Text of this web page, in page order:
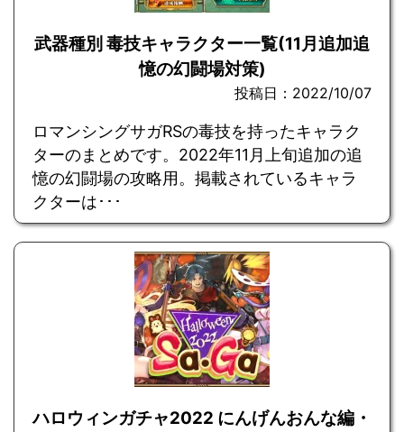
武器種別 毒技キャラクター一覧(11月追加追
憶の幻闘場対策)
投稿日：2022/10/07
ロマンシングサガRSの毒技を持ったキャラク
ターのまとめです。2022年11月上旬追加の追
憶の幻闘場の攻略用。掲載されているキャラ
クターは･･･
ハロウィンガチャ2022 にんげんおんな編・